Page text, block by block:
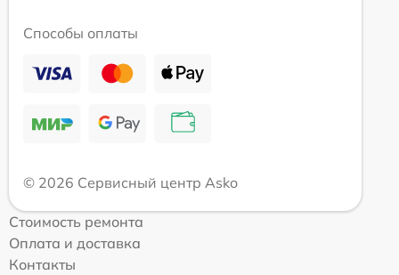
Способы оплаты
© 2026 Сервисный центр Asko
Стоимость ремонта
Оплата и доставка
Контакты